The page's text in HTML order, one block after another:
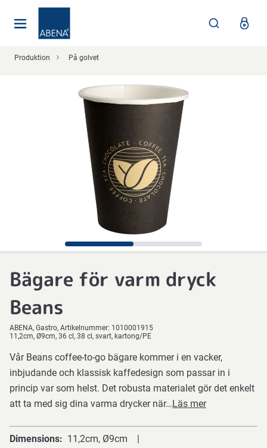
Produktion På golvet
Bägare för varm dryck
Beans
ABENA Gastro Artikelnummer: 1010001915
11,2cm, Ø9cm, 36 cl, 38 cl, svart, kartong/PE
Vår Beans coffee-to-go bägare kommer i en vacker,
inbjudande och klassisk kaffedesign som passar in i
princip var som helst. Det robusta materialet gör det enkelt
att ta med sig dina varma drycker när…Läs mer
Dimensions
11,2cm, Ø9cm